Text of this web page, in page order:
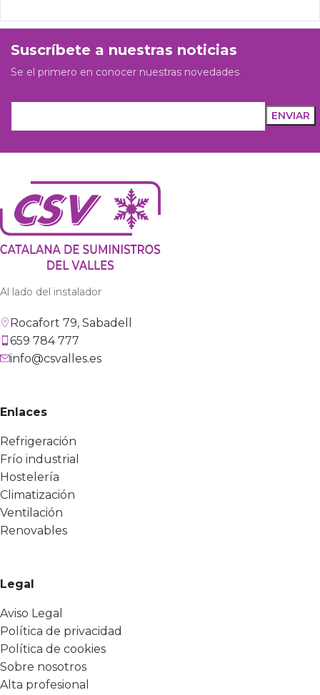
Suscríbete a nuestras noticias
Se el primero en conocer nuestras novedades
Al lado del instalador
Rocafort 79, Sabadell
659 784 777
info@csvalles.es
Enlaces
Refrigeración
Frío industrial
Hostelería
Climatización
Ventilación
Renovables
Legal
Aviso Legal
Política de privacidad
Política de cookies
Sobre nosotros
Alta profesional